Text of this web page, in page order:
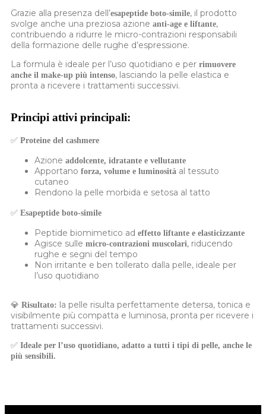
Grazie alla presenza dell’esapeptide boto-simile, il prodotto
svolge anche una preziosa azione anti-age e liftante,
contribuendo a ridurre le micro-contrazioni responsabili
della formazione delle rughe d’espressione.
La formula è ideale per l’uso quotidiano e per rimuovere
anche il make-up più intenso, lasciando la pelle elastica e
pronta a ricevere i trattamenti successivi.
Principi attivi principali:
✅ Proteine del cashmere
Azione addolcente, idratante e vellutante
Apportano forza, volume e luminosità al tessuto
cutaneo
Rendono la pelle morbida e setosa al tatto
✅ Esapeptide boto-simile
Peptide biomimetico ad effetto liftante e elasticizzante
Agisce sulle micro-contrazioni muscolari, riducendo
rughe e segni del tempo
Non irritante e ben tollerato dalla pelle, ideale per
l’uso quotidiano
💎 Risultato: la pelle risulta perfettamente detersa, tonica e
visibilmente più compatta e luminosa, pronta per ricevere i
trattamenti successivi.
✅ Ideale per l’uso quotidiano, adatto a tutti i tipi di pelle, anche le
più sensibili.